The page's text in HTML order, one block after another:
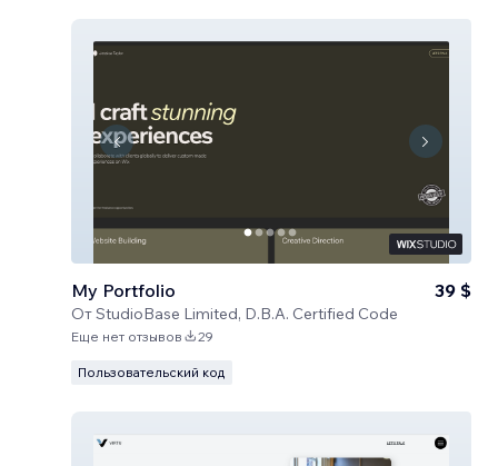
My Portfolio
ОтStudioBase Limited, D.B.A. Certified Code
39 $
Еще нет отзывов 29
Пользовательский код